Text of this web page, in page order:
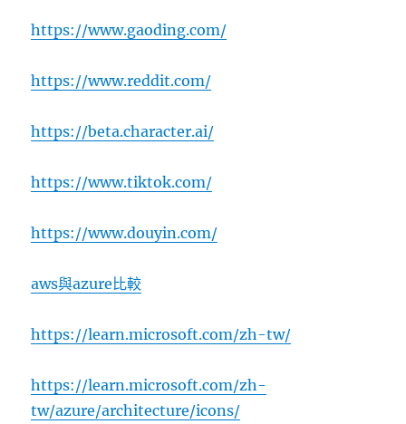
https://www.gaoding.com/
https://www.reddit.com/
https://beta.character.ai/
https://www.tiktok.com/
https://www.douyin.com/
aws與azure比較
https://learn.microsoft.com/zh-tw/
https://learn.microsoft.com/zh-
tw/azure/architecture/icons/